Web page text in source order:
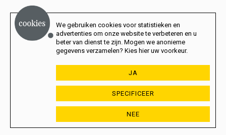
We gebruiken cookies voor statistieken en
advertenties om onze website te verbeteren en u
beter van dienst te zijn. Mogen we anonieme
gegevens verzamelen? Kies hier uw voorkeur.
JA
SPECIFICEER
NEE